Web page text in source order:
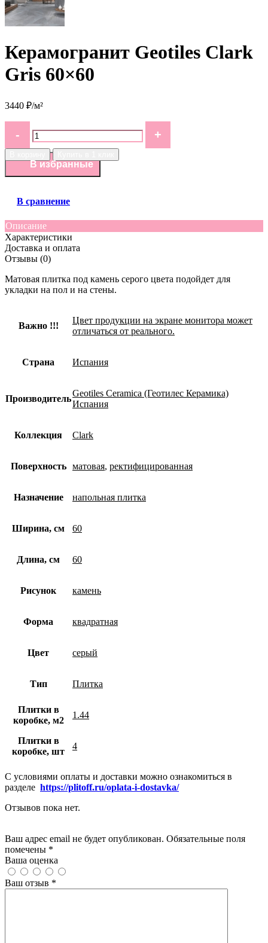
Керамогранит Geotiles Clark
Gris 60×60
3440 ₽/м²
В избранные
В сравнение
Описание
Характеристики
Доставка и оплата
Отзывы (0)
Матовая плитка под камень серого цвета подойдет для
укладки на пол и на стены.
Важно !!!
Цвет продукции на экране монитора может
отличаться от реального.
Страна Испания
Производитель
Geotiles Ceramica (Геотилес Керамика)
Испания
Коллекция Clark
Поверхность матовая, ректифицированная
Назначение напольная плитка
Ширина, см 60
Длина, см 60
Рисунок камень
Форма квадратная
Цвет серый
Тип Плитка
Плитки в
коробке, м2
1.44
Плитки в
коробке, шт
4
С условиями оплаты и доставки можно ознакомиться в
разделе https://plitoff.ru/oplata-i-dostavka/
Отзывов пока нет.
Ваш адрес email не будет опубликован. Обязательные поля
помечены *
Ваша оценка
Ваш отзыв *